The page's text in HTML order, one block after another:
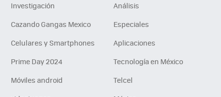
Investigación
Análisis
Cazando Gangas Mexico
Especiales
Celulares y Smartphones
Aplicaciones
Prime Day 2024
Tecnología en México
Móviles android
Telcel